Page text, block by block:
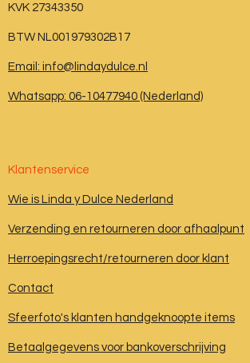
KVK 27343350
BTW NL001979302B17
Email: info@lindaydulce.nl
Whatsapp: 06-10477940 (Nederland)
Klantenservice
Wie is Linda y Dulce Nederland
Verzending en retourneren door afhaalpunt
Herroepingsrecht/retourneren door klant
Contact
Sfeerfoto's klanten handgeknoopte items
Betaalgegevens voor bankoverschrijving